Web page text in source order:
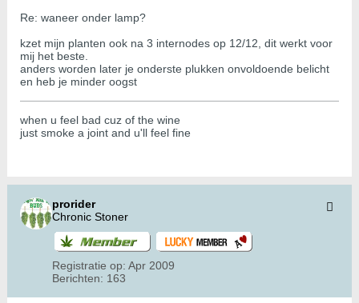
Re: waneer onder lamp?
kzet mijn planten ook na 3 internodes op 12/12, dit werkt voor
mij het beste.
anders worden later je onderste plukken onvoldoende belicht
en heb je minder oogst
when u feel bad cuz of the wine
just smoke a joint and u'll feel fine
prorider
Chronic Stoner
Registratie op: Apr 2009
Berichten: 163